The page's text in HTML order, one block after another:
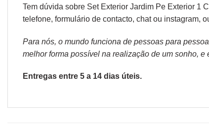
Tem dúvida sobre Set Exterior Jardim Pe Exterior 1
telefone, formulário de contacto, chat ou instagram,
Para nós, o mundo funciona de pessoas para
melhor forma possível na realização de um sonho,
Entregas entre 5 a 14 dias úteis.